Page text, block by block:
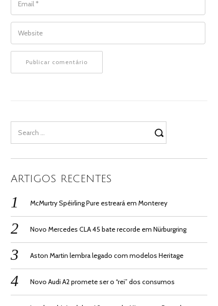
for:
ARTIGOS RECENTES
McMurtry Spéirling Pure estreará em Monterey
Novo Mercedes CLA 45 bate recorde em Nürburgring
Aston Martin lembra legado com modelos Heritage
Novo Audi A2 promete ser o “rei” dos consumos